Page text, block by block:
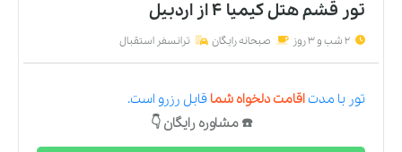
تور قشم هتل کیمیا 4 از اردبیل
2 شب و 3 روز صبحانه رایگان ترانسفر استقبال
تور با مدتاقامت دلخواه شما قابل رزرو است.
☎️ مشاوره رایگان 👇